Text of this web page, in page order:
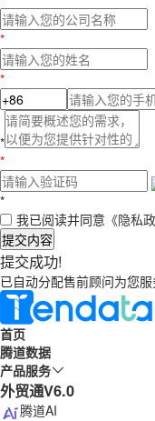
*
*
*
*
*
我已阅读并同意 《隐私
提交内容
提交成功!
已自动分配售前顾问为您
首页
腾道数据
产品服务
外贸通V6.0
腾道AI